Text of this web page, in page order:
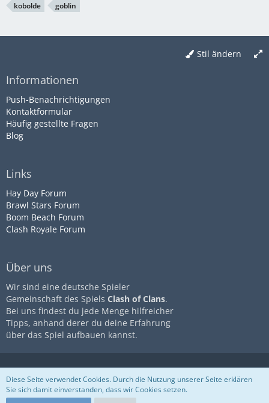
kobolde
goblin
Stil ändern
Informationen
Push-Benachrichtigungen
Kontaktformular
Häufig gestellte Fragen
Blog
Links
Hay Day Forum
Brawl Stars Forum
Boom Beach Forum
Clash Royale Forum
Über uns
Wir sind eine deutsche Spieler
Gemeinschaft des Spiels Clash of Clans.
Bei uns findest du jede Menge hilfreicher
Tipps, anhand derer du deine Erfahrung
über das Spiel aufbauen kannst.
Diese Seite ist nicht mit dem
UnternehmenSupercellassoziiert
Community-Software:WoltLab
Impressum
Datenschutz
Nutzungsbestimmungen
Diese Seite verwendet Cookies. Durch die Nutzung unserer Seite erklären
Sie sich damit einverstanden, dass wir Cookies setzen.